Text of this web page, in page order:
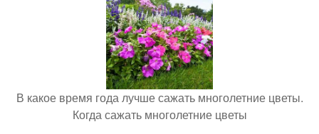
В какое время года лучше сажать многолетние цветы.
Когда сажать многолетние цветы